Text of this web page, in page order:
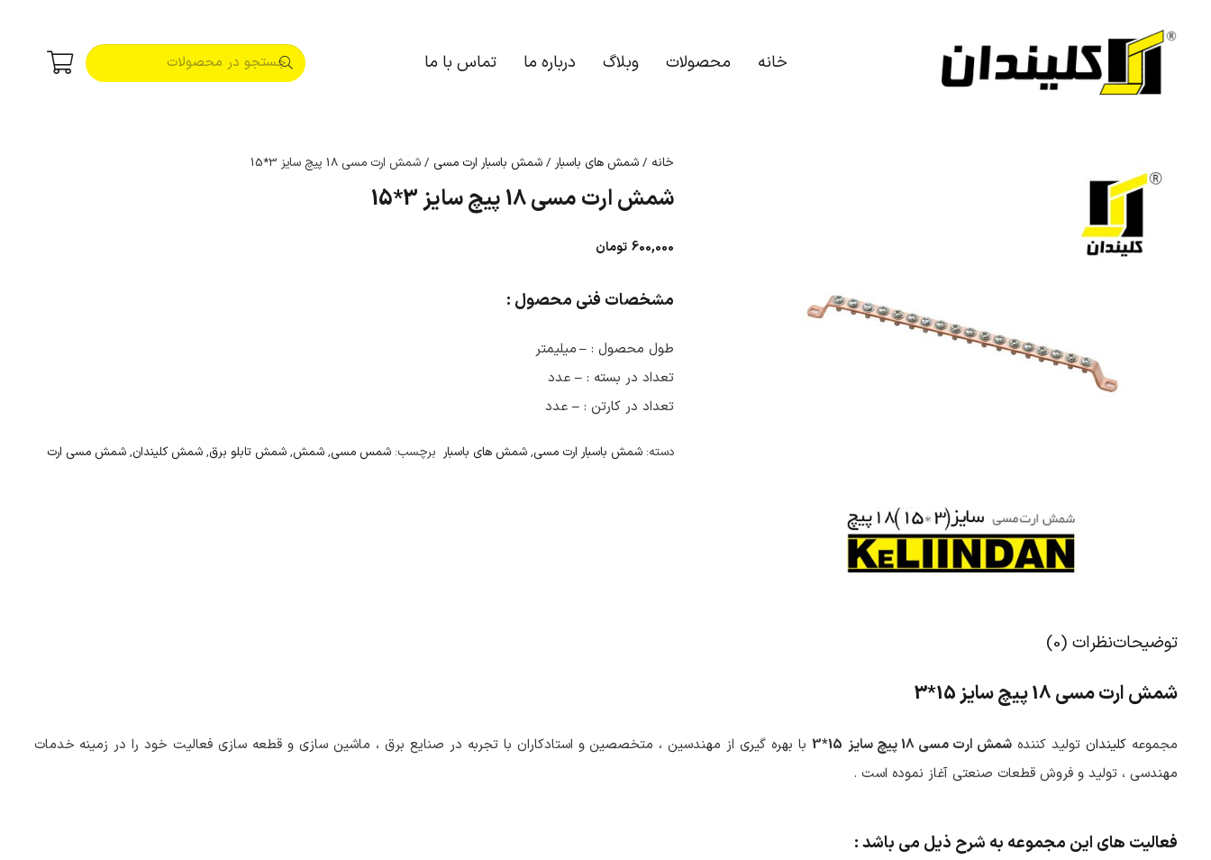
خانه محصولات وبلاگ درباره ما تماس با ما
خانه /شمش های باسبار /شمش باسبار ارت مسی / شمش ارت مسی 18 پیچ سایز 3*15
شمش ارت مسی 18 پیچ سایز 3*15
600,000 تومان
مشخصات فنی محصول :
طول محصول : –میلیمتر
تعداد در بسته : –عدد
تعداد در کارتن : –عدد
دسته: شمش باسبار ارت مسی,شمش های باسبار برچسب:شمس مسی,شمش,شمش تابلو برق,شمش کلیندان,شمش مسی ارت
توضیحاتنظرات (0)
شمش ارت مسی 18 پیچ سایز 15*3
مجموعهکلیندان تولید کنندهشمش ارت مسی 18 پیچ سایز 15*3
با بهره گیری از مهندسین ، متخصصین و استادکاران با تجربه در صنایع برق ، ماشین سازی و قطعه سازی فعالیت خود را در زمینه خدمات
مهندسی ، تولید و فروش قطعات صنعتی آغاز نموده است .
فعالیت های این مجموعه به شرح ذیل می باشد :